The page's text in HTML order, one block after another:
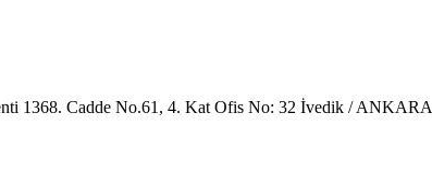
1368. Cadde No.61, 4. Kat Ofis No: 32 İvedik / ANKARA